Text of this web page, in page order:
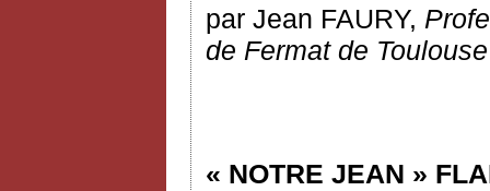
par Jean FAURY,
de Fermat de Toulouse
« NOTRE JEAN »